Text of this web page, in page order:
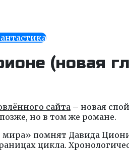
(новая
сайта – новая
но в том же романе.
помнят Давида Циони,
цикла.